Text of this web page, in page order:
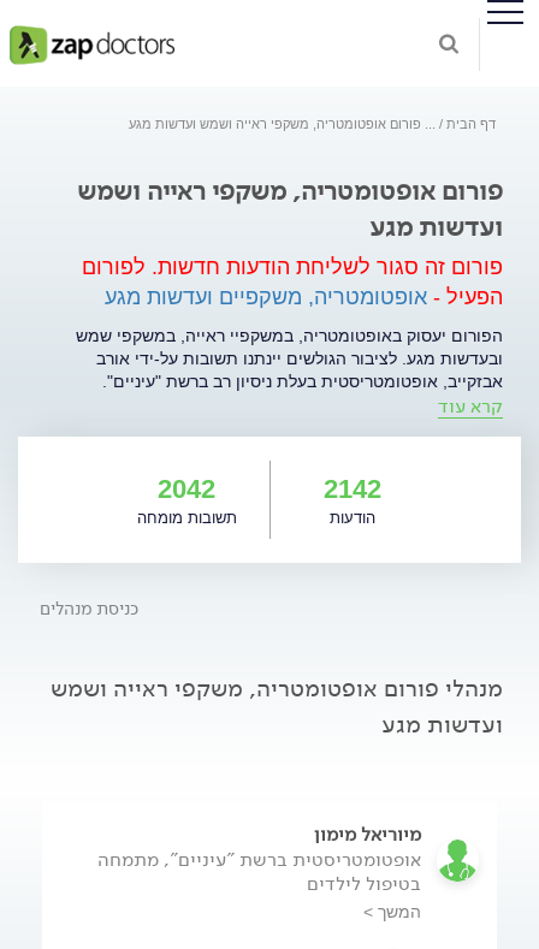
דף הבית פורום אופטומטריה, משקפי ראייה ושמש ועדשות מגע
פורום אופטומטריה, משקפי ראייה ושמש
ועדשות מגע
פורום זה סגור לשליחת הודעות חדשות. לפורום
הפעיל - אופטומטריה, משקפיים ועדשות מגע
הפורום יעסוק באופטומטריה, במשקפיי ראייה, במשקפי שמש
ובעדשות מגע. לציבור הגולשים יינתנו תשובות על-ידי אורב
אבזקייב, אופטומטריסטית בעלת ניסיון רב ברשת "עיניים".
קרא עוד
2142
הודעות
2042
תשובות מומחה
כניסת מנהלים
מנהלי פורום אופטומטריה, משקפי ראייה ושמש
ועדשות מגע
מיוריאל מימון
אופטומטריסטית ברשת "עיניים", מתמחה
בטיפול לילדים
המשך >